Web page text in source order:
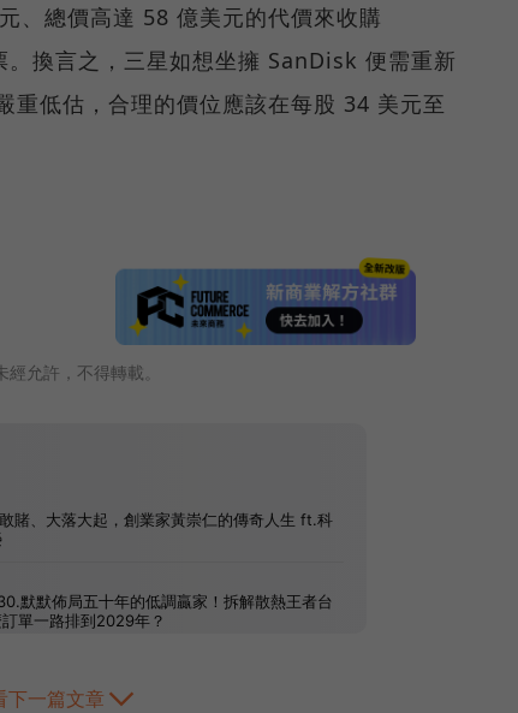
、總價高達 58 億美元的代價來收購
換言之，三星如想坐擁 SanDisk 便需重新
低估，合理的價位應該在每股 34 美元至
允許，不得轉載。
下一篇文章